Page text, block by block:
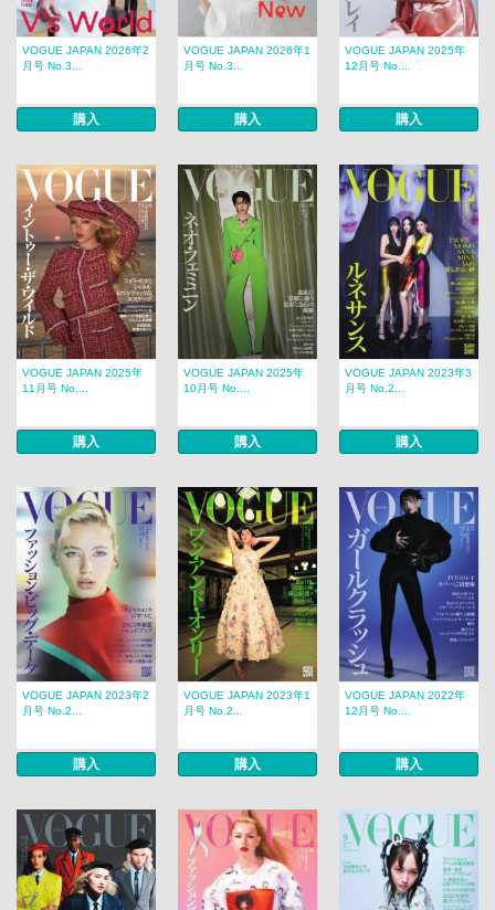
VOGUE JAPAN 2026年2
月号 No.3...
購入
VOGUE JAPAN 2026年1
月号 No.3...
購入
VOGUE JAPAN 2025年
12月号 No....
購入
VOGUE JAPAN 2025年
11月号 No....
購入
VOGUE JAPAN 2025年
10月号 No....
購入
VOGUE JAPAN 2023年3
月号 No.2...
購入
VOGUE JAPAN 2023年2
月号 No.2...
購入
VOGUE JAPAN 2023年1
月号 No.2...
購入
VOGUE JAPAN 2022年
12月号 No....
購入